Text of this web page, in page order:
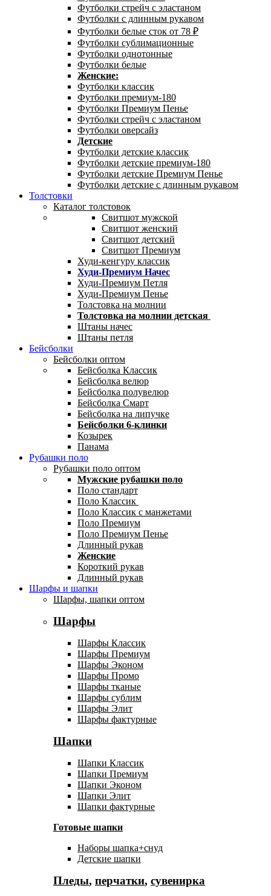
Футболки стрейч с эластаном
Футболки с длинным рукавом
Футболки белые сток от 78 ₽
Футболки сублимационные
Футболки однотонные
Футболки белые
Женские:
Футболки классик
Футболки премиум-180
Футболки Премиум Пенье
Футболки стрейч с эластаном
Футболки оверсайз
Детские
Футболки детские классик
Футболки детские премиум-180
Футболки детские Премиум Пенье
Футболки детские с длинным рукавом
Толстовки
Каталог толстовок
Свитшот мужской
Свитшот женский
Свитшот детский
Свитшот Премиум
Худи-кенгуру классик
Худи-Премиум Начес
Худи-Премиум Петля
Худи-Премиум Пенье
Толстовка на молнии
Толстовка на молнии детская
Штаны начес
Штаны петля
Бейсболки
Бейсболки оптом
Бейсболка Классик
Бейсболка велюр
Бейсболка полувелюр
Бейсболка Смарт
Бейсболка на липучке
Бейсболки 6-клинки
Козырек
Панама
Рубашки поло
Рубашки поло оптом
Мужские рубашки поло
Поло стандарт
Поло Классик
Поло Классик с манжетами
Поло Премиум
Поло Премиум Пенье
Длинный рукав
Женские
Короткий рукав
Длинный рукав
Шарфы и шапки
Шарфы, шапки оптом
Шарфы
Шарфы Классик
Шарфы Премиум
Шарфы Эконом
Шарфы Промо
Шарфы тканые
Шарфы сублим
Шарфы Элит
Шарфы фактурные
Шапки
Шапки Классик
Шапки Премиум
Шапки Эконом
Шапки Элит
Шапки фактурные
Готовые шапки
Наборы шапка+снуд
Детские шапки
Пледы, перчатки, сувенирка